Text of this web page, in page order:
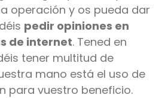
operación y os pueda dar
pedir opiniones en
de internet. Tened en
tener multitud de
mano está el uso de
para vuestro beneficio.